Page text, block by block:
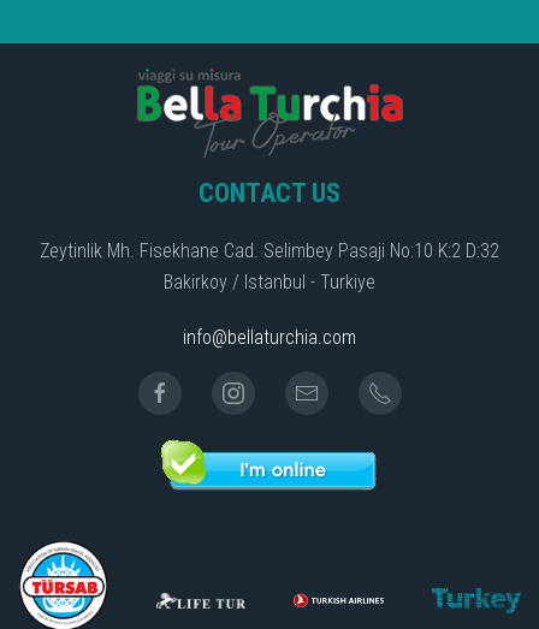
CONTACT US
Zeytinlik Mh. Fisekhane Cad. Selimbey Pasaji No:10 K:2 D:32
Bakirkoy / Istanbul - Turkiye
info@bellaturchia.com